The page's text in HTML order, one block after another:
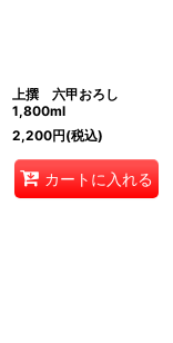
上撰 六甲おろし
1,800ml
2,200円(税込)
カートに入れる